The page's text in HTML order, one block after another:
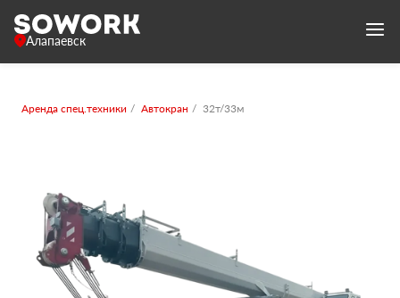
Алапаевск
Аренда спец.техники Автокран 32т/33м